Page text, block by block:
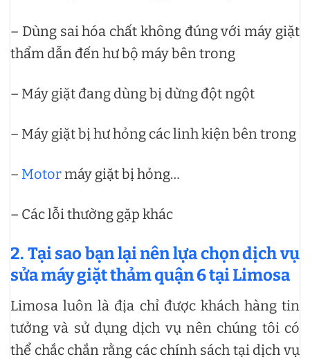
– Dùng sai hóa chất không đúng với máy giặt
thẩm dẫn đến hư bộ máy bên trong
– Máy giặt đang dùng bị dừng đột ngột
– Máy giặt bị hư hỏng các linh kiện bên trong
– Motormáy giặt bị hỏng…
– Các lỗi thường gặp khác
2. Tại sao bạn lại nên lựa chọn dịch vụ
sửa máy giặt thảm quận 6 tại Limosa
Limosa luôn là địa chỉ được khách hàng tin
tưởng và sử dụng dịch vụ nên chúng tôi có
thể chắc chắn rằng các chính sách tại dịch vụ